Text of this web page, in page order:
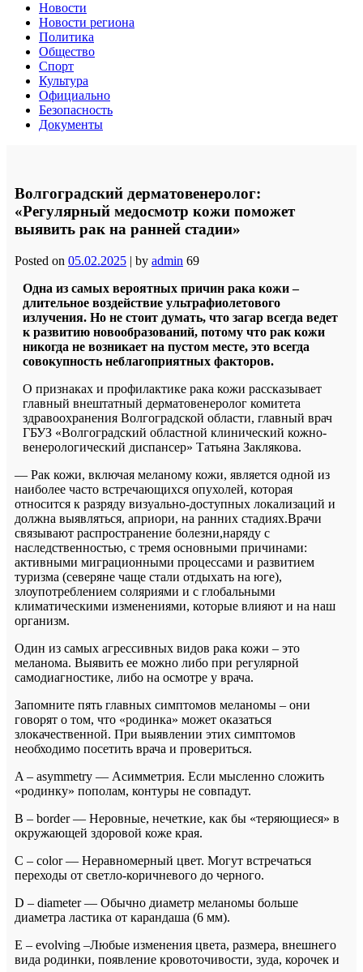
Новости
Новости региона
Политика
Общество
Спорт
Культура
Официально
Безопасность
Документы
Волгоградский дерматовенеролог:
«Регулярный медосмотр кожи поможет
выявить рак на ранней стадии»
Posted on 05.02.2025 | by admin 69
Одна из самых вероятных причин рака кожи –
длительное воздействие ультрафиолетового
излучения. Но не стоит думать, что загар всегда ведет
к развитию новообразований, потому что рак кожи
никогда не возникает на пустом месте, это всегда
совокупность неблагоприятных факторов.
О признаках и профилактике рака кожи рассказывает
главный внештатный дерматовенеролог комитета
здравоохранения Волгоградской области, главный врач
ГБУЗ «Волгоградский областной клинический кожно-
венерологический диспансер» Татьяна Заклякова.
— Рак кожи, включая меланому кожи, является одной из
наиболее часто встречающихся опухолей, которая
относится к разряду визуально-доступных локализаций и
должна выявляться, априори, на ранних стадиях.Врачи
связывают распространение болезни,наряду с
наследственностью, с тремя основными причинами:
активными миграционными процессами и развитием
туризма (северяне чаще стали отдыхать на юге),
злоупотреблением соляриями и с глобальными
климатическими изменениями, которые влияют и на наш
организм.
Один из самых агрессивных видов рака кожи – это
меланома. Выявить ее можно либо при регулярной
самодиагностике, либо на осмотре у врача.
Запомните пять главных симптомов меланомы – они
говорят о том, что «родинка» может оказаться
злокачественной. При выявлении этих симптомов
необходимо посетить врача и провериться.
A – asymmetry — Асимметрия. Если мысленно сложить
«родинку» пополам, контуры не совпадут.
B – border — Неровные, нечеткие, как бы «теряющиеся» в
окружающей здоровой коже края.
C – color — Неравномерный цвет. Могут встречаться
переходы от светло-коричневого до черного.
D – diameter — Обычно диаметр меланомы больше
диаметра ластика от карандаша (6 мм).
E – evolving –Любые изменения цвета, размера, внешнего
вида родинки, появление кровоточивости, зуда, корочек и